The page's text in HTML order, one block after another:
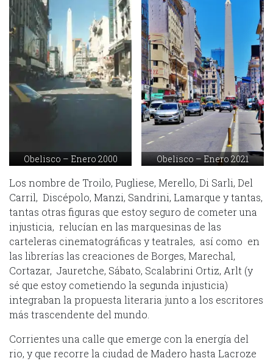
Obelisco – Enero 2000 Obelisco – Enero 2021
Los nombre de Troilo, Pugliese, Merello, Di Sarli, Del
Carril, Discépolo, Manzi, Sandrini, Lamarque y tantas,
tantas otras figuras que estoy seguro de cometer una
injusticia, relucían en las marquesinas de las
carteleras cinematográficas y teatrales, así como en
las librerías las creaciones de Borges, Marechal,
Cortazar, Jauretche, Sábato, Scalabrini Ortiz, Arlt (y
sé que estoy cometiendo la segunda injusticia)
integraban la propuesta literaria junto a los escritores
más trascendente del mundo.
Corrientes una calle que emerge con la energía del
rio, y que recorre la ciudad de Madero hasta Lacroze